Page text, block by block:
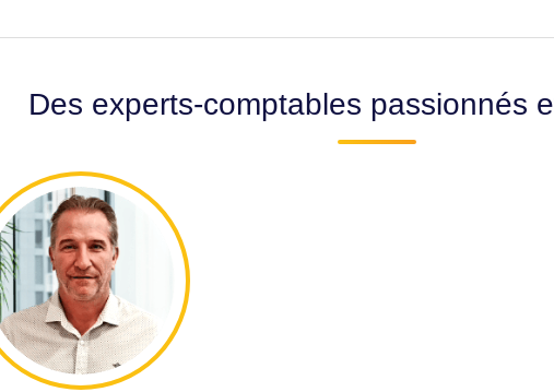
Des experts-comptables passionnés